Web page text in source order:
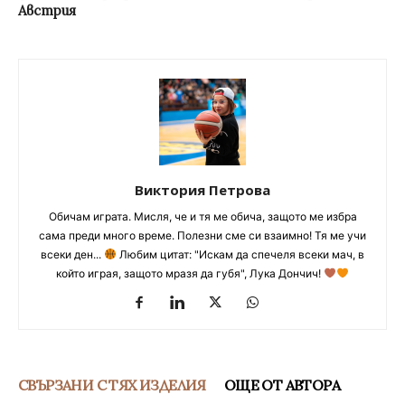
Австрия
Виктория Петрова
Обичам играта. Мисля, че и тя ме обича, защото ме избра
сама преди много време. Полезни сме си взаимно! Тя ме учи
всеки ден...
Любим цитат: "Искам да спечеля всеки мач, в
който играя, защото мразя да губя", Лука Дончич!
СВЪРЗАНИ С ТЯХ ИЗДЕЛИЯ ОЩЕ ОТ АВТОРА